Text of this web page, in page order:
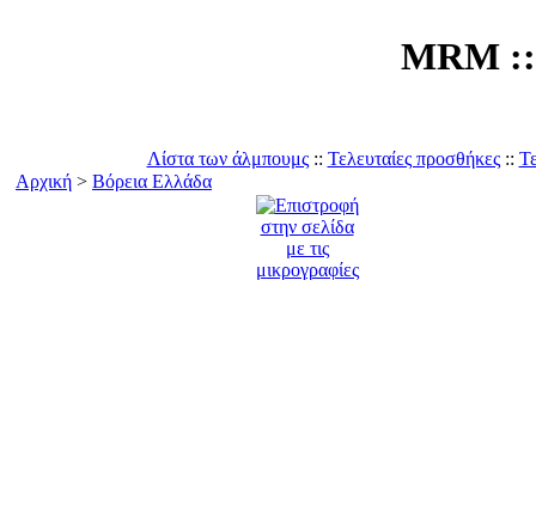
MRM
Λίστα των άλμπουμς:: Τελευταίες προσθήκες::
Αρχική > Βόρεια Ελλάδα